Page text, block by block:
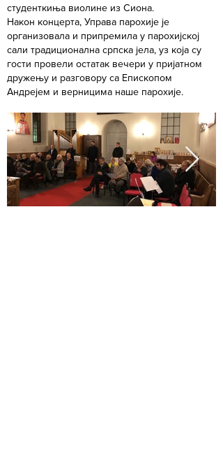
студенткиња виолине из Сиона.
Након концерта, Управа парохије је
организовала и припремила у парохијској
сали традиционална српска јела, уз која су
гости провели остатак вечери у пријатном
дружењу и разговору са Епископом
Андрејем и верницима наше парохије.